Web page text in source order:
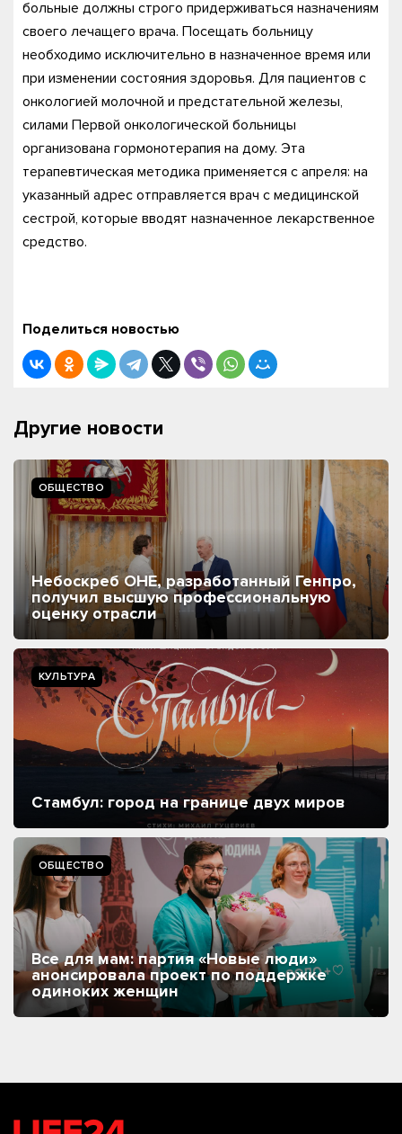
больные должны строго придерживаться назначениям
своего лечащего врача. Посещать больницу
необходимо исключительно в назначенное время или
при изменении состояния здоровья. Для пациентов с
онкологией молочной и предстательной железы,
силами Первой онкологической больницы
организована гормонотерапия на дому. Эта
терапевтическая методика применяется с апреля: на
указанный адрес отправляется врач с медицинской
сестрой, которые вводят назначенное лекарственное
средство.
Поделиться новостью
Другие новости
ОБЩЕСТВО
Небоскреб ОНЕ, разработанный Генпро,
получил высшую профессиональную
оценку отрасли
КУЛЬТУРА
Стамбул: город на границе двух миров
ОБЩЕСТВО
Все для мам: партия «Новые люди»
анонсировала проект по поддержке
одиноких женщин